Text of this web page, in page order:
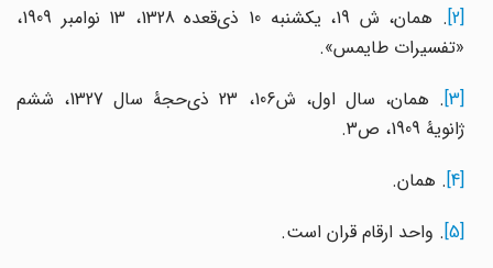
. همان، ش 19، یکشنبه 10 ذی‌قعده 1328، 13 نوامبر 1909،
«تفسیرات طایمس».
[3]
. همان، سال اول، ش106، 23 ذی‌حجۀ سال 1327، ششم
ژانویۀ 1909، ص3.
. همان.
[5]. واحد ارقام قران است.